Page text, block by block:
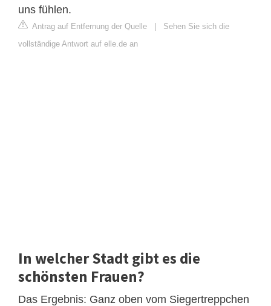
uns fühlen.
Antrag auf Entfernung der Quelle | Sehen Sie sich die
vollständige Antwort auf elle.de an
In welcher Stadt gibt es die
schönsten Frauen?
Das Ergebnis: Ganz oben vom Siegertreppchen